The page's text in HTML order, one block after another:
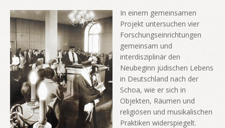
In einem gemeinsamen
Projekt untersuchen vier
Forschungseinrichtungen
gemeinsam und
interdisziplinär den
Neubeginn jüdischen Lebens
in Deutschland nach der
Schoa, wie er sich in
Objekten, Räumen und
religiösen und musikalischen
Praktiken widerspiegelt.